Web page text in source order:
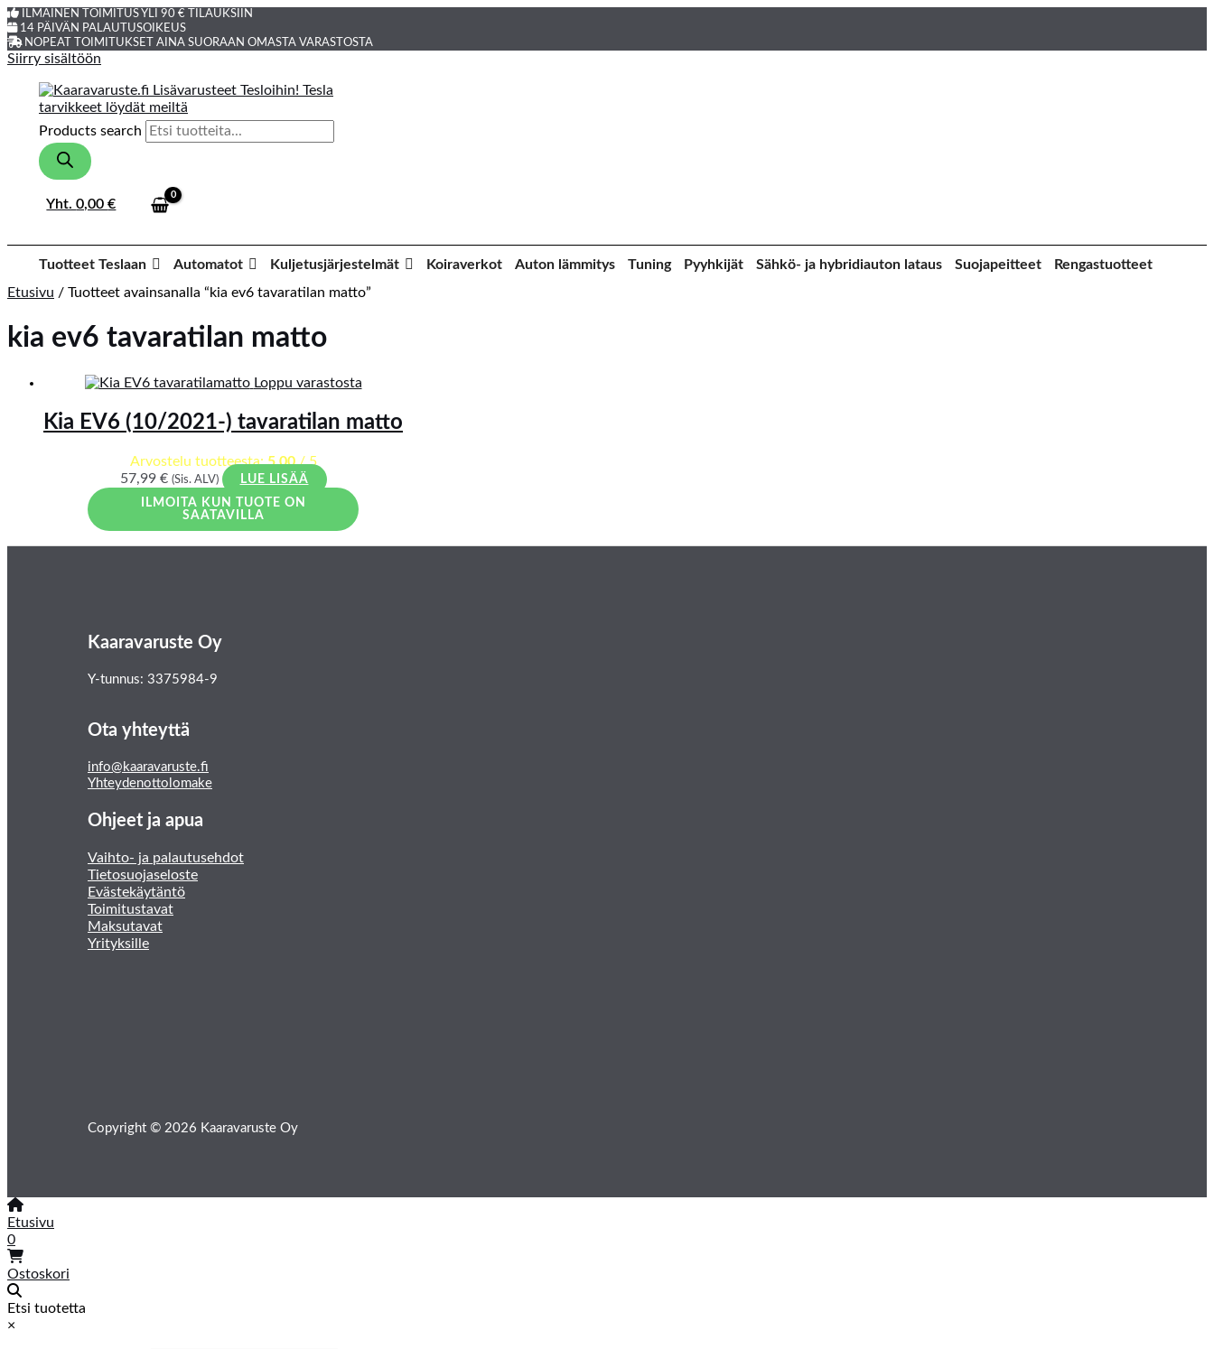
ILMAINEN TOIMITUS YLI 90 € TILAUKSIIN
14 PÄIVÄN PALAUTUSOIKEUS
NOPEAT TOIMITUKSET AINA SUORAAN OMASTA VARASTOSTA
Siirry sisältöön
Products search
Yht.0,00€
Tuotteet Teslaan Automatot Kuljetusjärjestelmät Koiraverkot Auton lämmitys Tuning Pyyhkijät Sähkö- ja hybridiauton lataus Suojapeitteet
Rengastuotteet
Etusivu / Tuotteet avainsanalla “kia ev6 tavaratilan matto”
kia ev6 tavaratilan matto
Loppu varastosta
Kia EV6 (10/2021-) tavaratilan matto
Arvostelu tuotteesta:5.00/ 5
57,99 € (Sis. ALV)
LUE LISÄÄ
ILMOITA KUN TUOTE ON
SAATAVILLA
Kaaravaruste Oy
Y-tunnus: 3375984-9
Ota yhteyttä
info@kaaravaruste.fi
Yhteydenottolomake
Ohjeet ja apua
Vaihto- ja palautusehdot
Tietosuojaseloste
Evästekäytäntö
Toimitustavat
Maksutavat
Yrityksille
Copyright © 2026 Kaaravaruste Oy
Etusivu
0
Ostoskori
Etsi tuotetta
×